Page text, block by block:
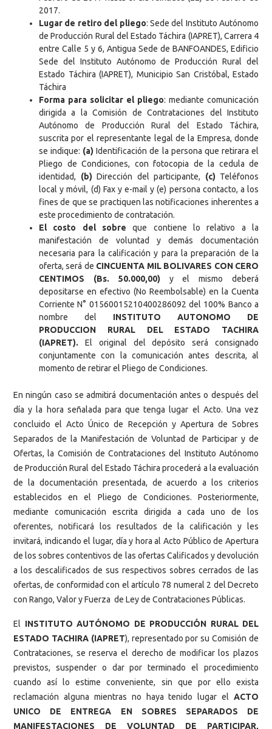
2017.
Lugar de retiro del pliego: Sede del Instituto Autónomo
de Producción Rural del Estado Táchira (IAPRET), Carrera 4
entre Calle 5 y 6, Antigua Sede de BANFOANDES, Edificio
Sede del Instituto Autónomo de Producción Rural del
Estado Táchira (IAPRET), Municipio San Cristóbal, Estado
Táchira
Forma para solicitar el pliego: mediante comunicación
dirigida a la Comisión de Contrataciones del Instituto
Autónomo de Producción Rural del Estado Táchira,
suscrita por el representante legal de la Empresa, donde
se indique: (a) Identificación de la persona que retirara el
Pliego de Condiciones, con fotocopia de la cedula de
identidad, (b) Dirección del participante, (c) Teléfonos
local y móvil, (d) Fax y e-mail y (e) persona contacto, a los
fines de que se practiquen las notificaciones inherentes a
este procedimiento de contratación.
El costo del sobreque contiene lo relativo a la
manifestación de voluntad y demás documentación
necesaria para la calificación y para la preparación de la
oferta, será de CINCUENTA MIL BOLIVARES CON CERO
CENTIMOS (Bs. 50.000,00) y el mismo deberá
depositarse en efectivo (No Reembolsable) en la Cuenta
Corriente N° 01560015210400286092 del 100% Banco a
nombre del INSTITUTO AUTONOMO DE
PRODUCCION RURAL DEL ESTADO TACHIRA
(IAPRET). El original del depósito será consignado
conjuntamente con la comunicación antes descrita, al
momento de retirar el Pliego de Condiciones.
En ningún caso se admitirá documentación antes o después del
día y la hora señalada para que tenga lugar el Acto. Una vez
concluido el Acto Único de Recepción y Apertura de Sobres
Separados de la Manifestación de Voluntad de Participar y de
Ofertas, la Comisión de Contrataciones del Instituto Autónomo
de Producción Rural del Estado Táchira procederá a la evaluación
de la documentación presentada, de acuerdo a los criterios
establecidos en el Pliego de Condiciones. Posteriormente,
mediante comunicación escrita dirigida a cada uno de los
oferentes, notificará los resultados de la calificación y les
invitará, indicando el lugar, día y hora al Acto Público de Apertura
de los sobres contentivos de las ofertas Calificados y devolución
a los descalificados de sus respectivos sobres cerrados de las
ofertas, de conformidad con el artículo 78 numeral 2 del Decreto
con Rango, Valor y Fuerza de Ley de Contrataciones Públicas.
El INSTITUTO AUTÓNOMO DE PRODUCCIÓN RURAL DEL
ESTADO TACHIRA (IAPRET), representado por su Comisión de
Contrataciones, se reserva el derecho de modificar los plazos
previstos, suspender o dar por terminado el procedimiento
cuando así lo estime conveniente, sin que por ello exista
reclamación alguna mientras no haya tenido lugar el ACTO
UNICO DE ENTREGA EN SOBRES SEPARADOS DE
MANIFESTACIONES DE VOLUNTAD DE PARTICIPAR,